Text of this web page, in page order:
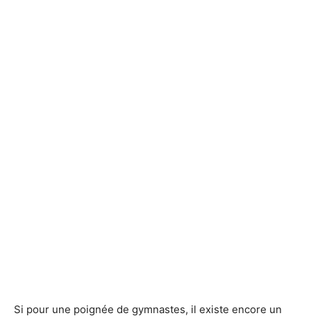
Si pour une poignée de gymnastes, il existe encore un